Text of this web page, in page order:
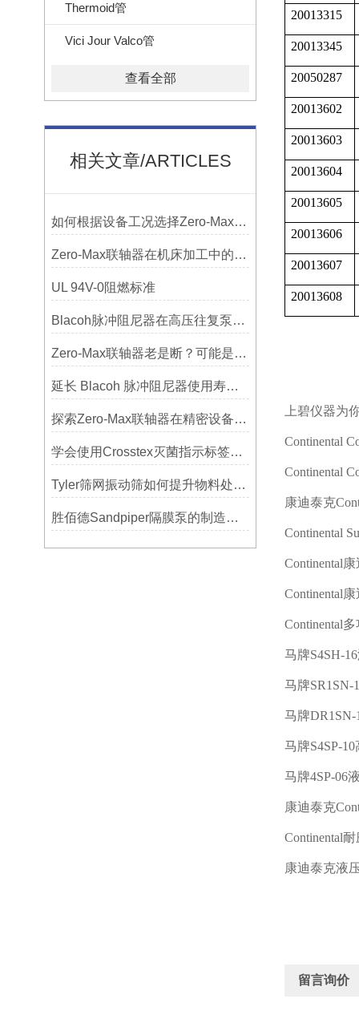
Thermoid管
Vici Jour Valco管
查看全部
相关文章/ARTICLES
如何根据设备工况选择Zero-Max联轴器？
Zero-Max联轴器在机床加工中的应用及精度保证方法
UL 94V-0阻燃标准
Blacoh脉冲阻尼器在高压往复泵系统中的应用
Zero-Max联轴器老是断？可能是选型没考虑径向偏差
延长 Blacoh 脉冲阻尼器使用寿命的维护技巧大公开
探索Zero-Max联轴器在精密设备中的优势
学会使用Crosstex灭菌指示标签提高无菌保证水平
Tyler筛网振动筛如何提升物料处理能力
胜佰德Sandpiper隔膜泵的制造工艺和技术难点
20013315
20013345
20050287
20013602
20013603
20013604
20013605
20013606
20013607
20013608
上碧仪器为
Continental
Continental
康迪泰克
Continental
Continental
Continental
Continental多
马牌S4SH-16
马牌SR1SN-
马牌DR1SN-
马牌S4SP-10
马牌4SP-06
康迪泰克
Continental耐
康迪泰克液
留言询价